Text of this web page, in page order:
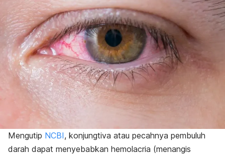
Mengutip NCBI, konjungtiva atau pecahnya pembuluh
darah dapat menyebabkan hemolacria (menangis